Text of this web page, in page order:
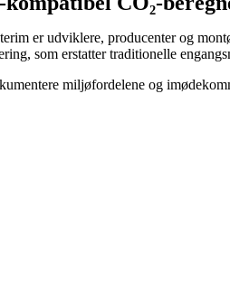
er udviklere, producenter og
som erstatter traditionelle
miljøfordelene og